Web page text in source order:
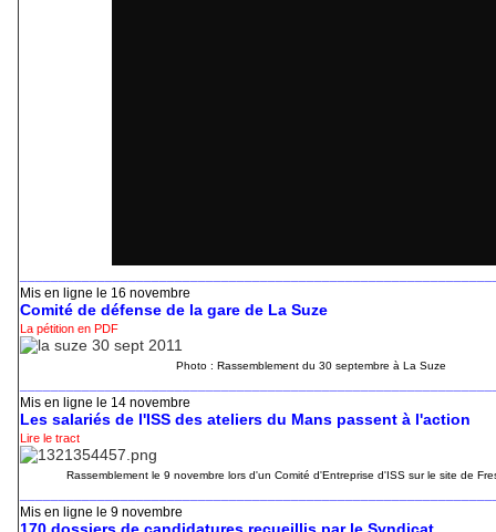
Mis en ligne le 16 novembre
Comité de défense de la gare de La Suze
La pétition en PDF
Photo : Rassemblement du 30 septembre à La Suze
Mis en ligne le 14 novembre
Les salariés de l'ISS des ateliers du Mans passent à l'action
Lire le tract
Rassemblement le 9 novembre lors d'un Comité d'Entreprise d'ISS sur le site de
Mis en ligne le 9 novembre